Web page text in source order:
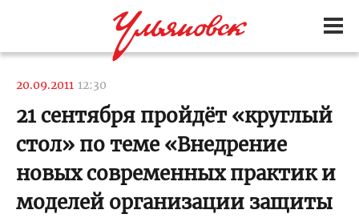
20.09.2011 12:30
21 сентября пройдёт «круглый
стол» по теме «Внедрение
новых современных практик и
моделей организации защиты